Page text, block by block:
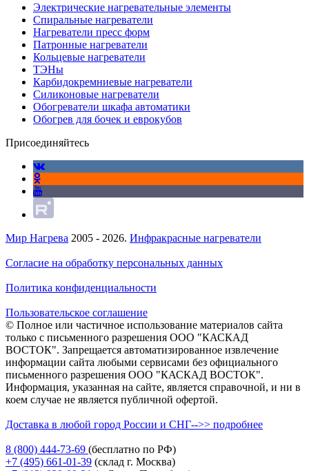
Электрические нагревательные элементы
Спиральные нагреватели
Нагреватели пресс форм
Патронные нагреватели
Кольцевые нагреватели
ТЭНы
Карбидокремниевые нагреватели
Силиконовые нагреватели
Обогреватели шкафа автоматики
Обогрев для бочек и еврокубов
Присоединяйтесь
Мир Нагрева 2005 - 2026. Инфракрасные нагреватели
Согласие на обработку персональных данных
Политика конфиденциальности
Пользовательское соглашение
© Полное или частичное использование материалов сайта
только с письменного разрешения ООО "КАСКАД
ВОСТОК". Запрещается автоматизированное извлечение
информации сайта любыми сервисами без официального
письменного разрешения ООО "КАСКАД ВОСТОК".
Информация, указанная на сайте, является справочной, и ни в
коем случае не является публичной офертой.
Доставка в любой город России и СНГ-->> подробнее
8 (800) 444-73-69 (бесплатно по РФ)
+7 (495) 661-01-39 (склад г. Москва)